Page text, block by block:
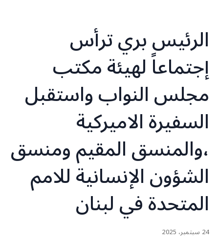
الرئيس بري ترأس
إجتماعاً لهيئة مكتب
مجلس النواب واستقبل
السفيرة الاميركية
،والمنسق المقيم ومنسق
الشؤون الإنسانية للامم
المتحدة في لبنان
24 سبتمبر، 2025